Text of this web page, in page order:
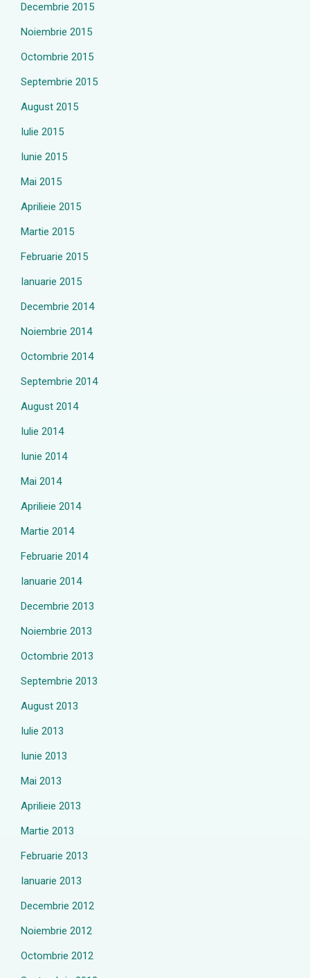
Decembrie 2015
Noiembrie 2015
Octombrie 2015
Septembrie 2015
August 2015
Iulie 2015
Iunie 2015
Mai 2015
Aprilieie 2015
Martie 2015
Februarie 2015
Ianuarie 2015
Decembrie 2014
Noiembrie 2014
Octombrie 2014
Septembrie 2014
August 2014
Iulie 2014
Iunie 2014
Mai 2014
Aprilieie 2014
Martie 2014
Februarie 2014
Ianuarie 2014
Decembrie 2013
Noiembrie 2013
Octombrie 2013
Septembrie 2013
August 2013
Iulie 2013
Iunie 2013
Mai 2013
Aprilieie 2013
Martie 2013
Februarie 2013
Ianuarie 2013
Decembrie 2012
Noiembrie 2012
Octombrie 2012